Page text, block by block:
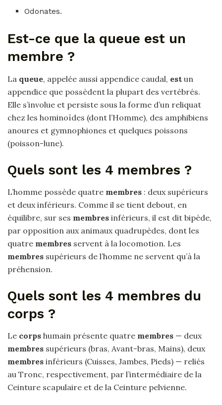
Odonates.
Est-ce que la queue est un
membre ?
La queue, appelée aussi appendice caudal, est un
appendice que possèdent la plupart des vertébrés.
Elle s’involue et persiste sous la forme d’un reliquat
chez les hominoïdes (dont l’Homme), des amphibiens
anoures et gymnophiones et quelques poissons
(poisson-lune).
Quels sont les 4 membres ?
L’homme possède quatre membres : deux supérieurs
et deux inférieurs. Comme il se tient debout, en
équilibre, sur ses membres inférieurs, il est dit bipède,
par opposition aux animaux quadrupèdes, dont les
quatre membres servent à la locomotion. Les
membres supérieurs de l’homme ne servent qu’à la
préhension.
Quels sont les 4 membres du
corps ?
Le corps humain présente quatre membres — deux
membres supérieurs (bras, Avant-bras, Mains), deux
membres inférieurs (Cuisses, Jambes, Pieds) — reliés
au Tronc, respectivement, par l’intermédiaire de la
Ceinture scapulaire et de la Ceinture pelvienne.